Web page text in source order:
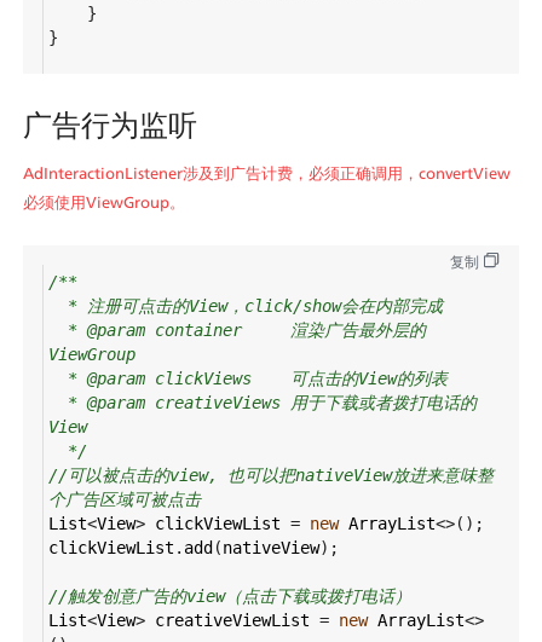
}
}
广告行为监听
AdInteractionListener涉及到广告计费，必须正确调用，convertView
必须使用ViewGroup。
复制
/**
* 注册可点击的View，click/show会在内部完成
* @param container     渲染广告最外层的
ViewGroup
* @param clickViews    可点击的View的列表
* @param creativeViews 用于下载或者拨打电话的
View
*/
//可以被点击的view, 也可以把nativeView放进来意味整
个广告区域可被点击
List<View> clickViewList = new ArrayList<>();
clickViewList . add (nativeView);
//触发创意广告的view（点击下载或拨打电话）
List<View> creativeViewList = new ArrayList<>